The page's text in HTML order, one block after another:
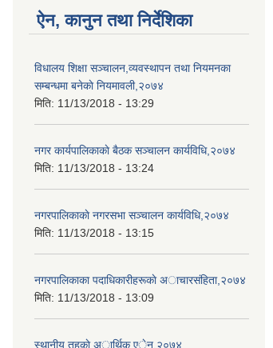
ऐन, कानुन तथा निर्देशिका
विधालय शिक्षा सञ्चालन,व्यवस्थापन तथा नियमनका
सम्बन्धमा बनेकाे नियमावली,२०७४
मिति: 11/13/2018 - 13:29
नगर कार्यपालिकाकाे बैठक सञ्चालन कार्यविधि,२०७४
मिति: 11/13/2018 - 13:24
नगरपालिकाकाे नगरसभा सञ्चालन कार्यविधि,२०७४
मिति: 11/13/2018 - 13:15
नगरपालिकाका पदाधिकारीहरूकाे अाचारसंहिता,२०७४
मिति: 11/13/2018 - 13:09
स्थानीय तहकाे अार्थिक एेन,२०७४